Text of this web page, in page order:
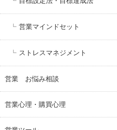
営業マインドセット
ストレスマネジメント
営業 お悩み相談
営業心理・購買心理